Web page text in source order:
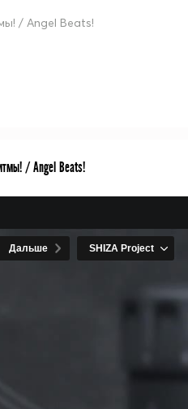
/ Angel Beats!
/ Angel Beats!